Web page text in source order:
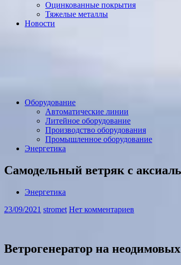
Оцинкованные покрытия
Тяжелые металлы
Новости
Оборудование
Автоматические линии
Литейное оборудование
Производство оборудования
Промышленное оборудование
Энергетика
Самодельный ветряк с
Энергетика
23/09/2021 stromet Нет комментариев
Ветрогенератор на